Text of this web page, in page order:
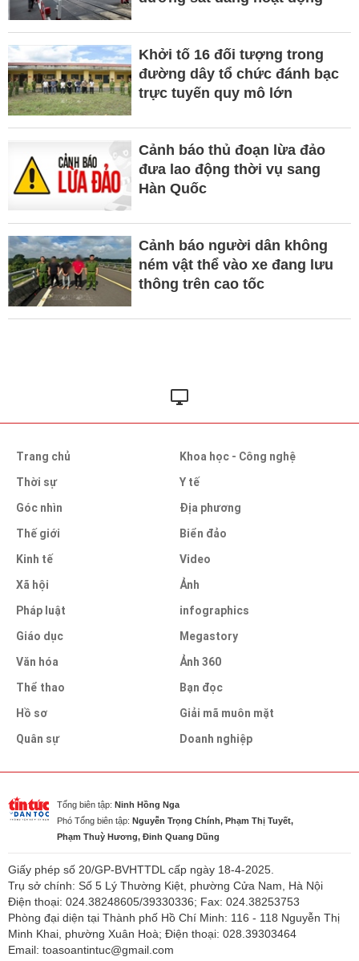
Khởi tố 16 đối tượng trong
đường dây tổ chức đánh bạc
trực tuyến quy mô lớn
Cảnh báo thủ đoạn lừa đảo
đưa lao động thời vụ sang
Hàn Quốc
Cảnh báo người dân không
ném vật thể vào xe đang lưu
thông trên cao tốc
Trang chủ
Thời sự
Góc nhìn
Thế giới
Kinh tế
Xã hội
Pháp luật
Giáo dục
Văn hóa
Thể thao
Hồ sơ
Quân sự
Khoa học - Công nghệ
Y tế
Địa phương
Biển đảo
Video
Ảnh
infographics
Megastory
Ảnh 360
Bạn đọc
Giải mã muôn mặt
Doanh nghiệp
Tổng biên tập: Ninh Hồng Nga
Phó Tổng biên tập: Nguyễn Trọng Chính, Phạm Thị Tuyết,
Phạm Thuỳ Hương, Đinh Quang Dũng
Giấy phép số 20/GP-BVHTTDL cấp ngày 18-4-2025.
Trụ sở chính: Số 5 Lý Thường Kiệt, phường Cửa Nam, Hà Nội
Điện thoại: 024.38248605/39330336; Fax: 024.38253753
Phòng đại diện tại Thành phố Hồ Chí Minh: 116 - 118 Nguyễn Thị
Minh Khai, phường Xuân Hoà; Điện thoại: 028.39303464
Email: toasoantintuc@gmail.com